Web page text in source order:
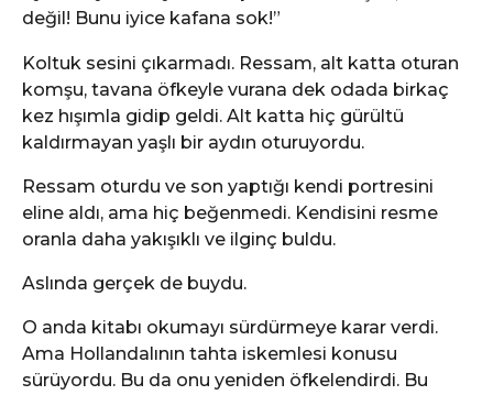
değil! Bunu iyice kafana sok!”
Koltuk sesini çıkarmadı. Ressam, alt katta oturan
komşu, tavana öfkeyle vurana dek odada birkaç
kez hışımla gidip geldi. Alt katta hiç gürültü
kaldırmayan yaşlı bir aydın oturuyordu.
Ressam oturdu ve son yaptığı kendi portresini
eline aldı, ama hiç beğenmedi. Kendisini resme
oranla daha yakışıklı ve ilginç buldu.
Aslında gerçek de buydu.
O anda kitabı okumayı sürdürmeye karar verdi.
Ama Hollandalının tahta iskemlesi konusu
sürüyordu. Bu da onu yeniden öfkelendirdi. Bu